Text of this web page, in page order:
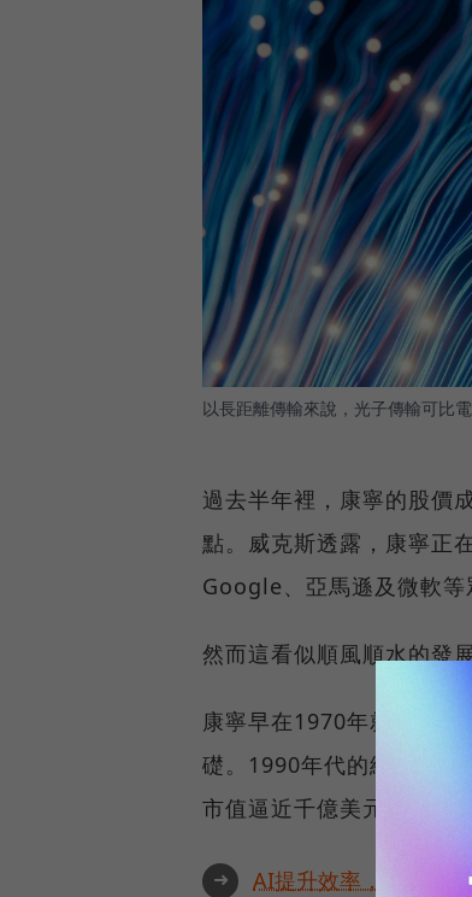
以長距離傳輸來說，光子傳輸可比電
過去半年裡，康寧的股價
點。威克斯透露，康寧正
Google、亞馬遜及微軟等
然而這看似順風順水的發
康寧早在1970年就發明第
礎。1990年代的網路泡沫
市值逼近千億美元。
➜ AI提升效率，永續決